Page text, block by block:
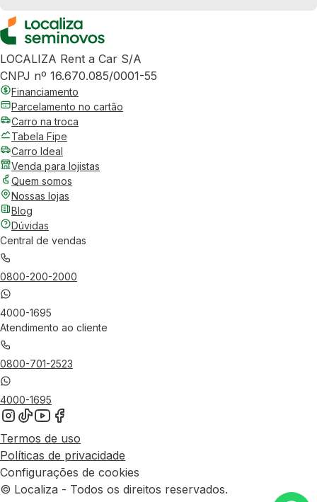
LOCALIZA Rent a Car S/A
CNPJ nº 16.670.085/0001-55
Financiamento
Parcelamento no cartão
Carro na troca
Tabela Fipe
Carro Ideal
Venda para lojistas
Quem somos
Nossas lojas
Blog
Dúvidas
Central de vendas
0800-200-2000
4000-1695
Atendimento ao cliente
0800-701-2523
4000-1695
Termos de uso
Políticas de privacidade
Configurações de cookies
© Localiza - Todos os direitos reservados.